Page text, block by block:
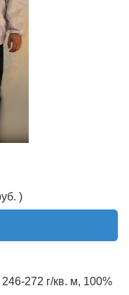
)
272 г/кв. м, 100%